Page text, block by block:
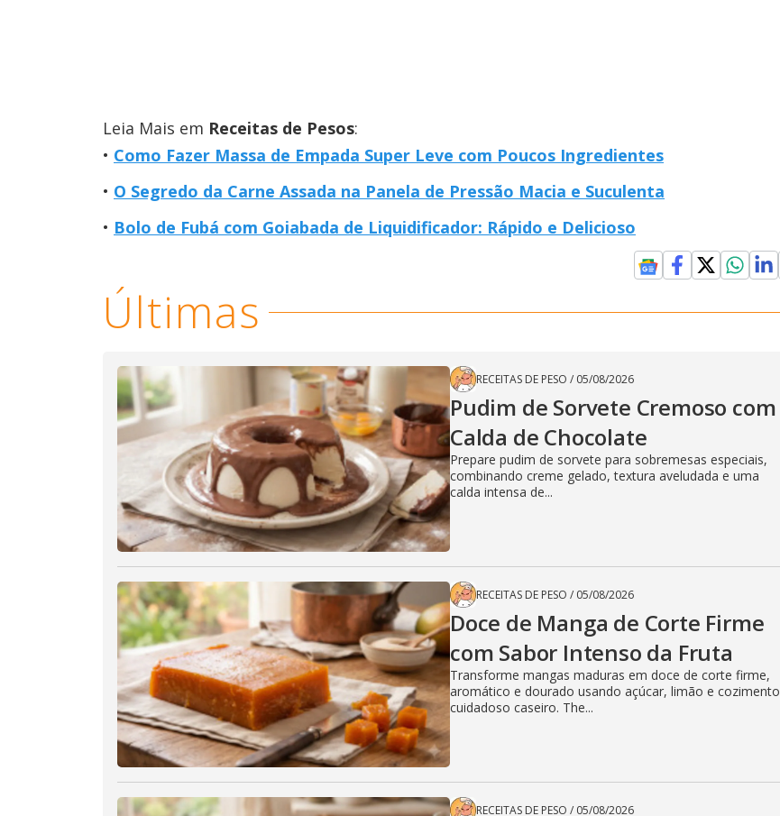
Leia Mais em Receitas de Pesos:
Como Fazer Massa de Empada Super Leve com Poucos Ingredientes
O Segredo da Carne Assada na Panela de Pressão Macia e Suculenta
Bolo de Fubá com Goiabada de Liquidificador: Rápido e Delicioso
Últimas
RECEITAS DE PESO / 05/08/2026
Pudim de Sorvete Cremoso com
Calda de Chocolate
Prepare pudim de sorvete para sobremesas especiais,
combinando creme gelado, textura aveludada e uma
calda intensa de...
RECEITAS DE PESO / 05/08/2026
Doce de Manga de Corte Firme
com Sabor Intenso da Fruta
Transforme mangas maduras em doce de corte firme,
aromático e dourado usando açúcar, limão e cozimento
cuidadoso caseiro. The...
RECEITAS DE PESO / 05/08/2026